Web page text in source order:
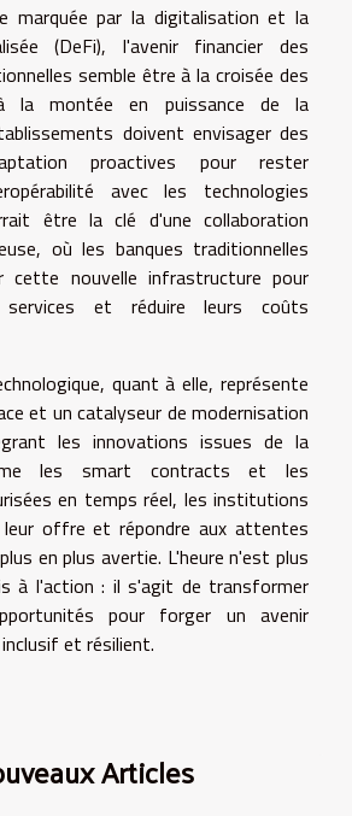
marquée par la digitalisation et la
(DeFi), l'avenir financier des
semble être à la croisée des
la montée en puissance de la
doivent envisager des
proactives pour rester
avec les technologies
être la clé d'une collaboration
où les banques traditionnelles
cette nouvelle infrastructure pour
et réduire leurs coûts
quant à elle, représente
et un catalyseur de modernisation
les innovations issues de la
les smart contracts et les
en temps réel, les institutions
leur offre et répondre aux attentes
en plus avertie. L'heure n'est plus
à l'action : il s'agit de transformer
pour forger un avenir
et résilient.
Articles